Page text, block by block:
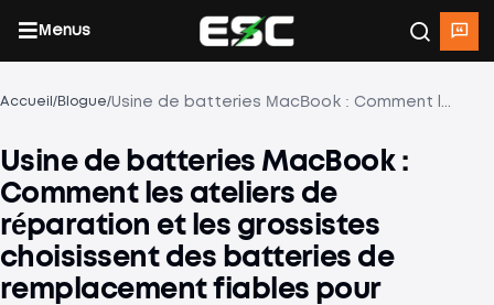
Menus
Accueil /Blogue/ Usine de batteries MacBook : Comment les ateliers de réparation et les grossistes choisissent des batteries de remplacement fiables pour ordinateurs portables
Usine de batteries MacBook :
Comment les ateliers de
réparation et les grossistes
choisissent des batteries de
remplacement fiables pour